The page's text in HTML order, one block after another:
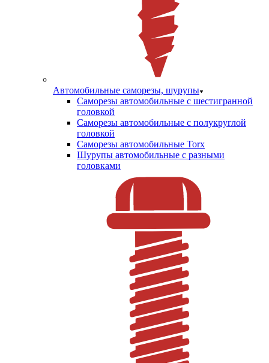
Автомобильные саморезы, шурупы
Саморезы автомобильные с шестигранной
головкой
Саморезы автомобильные с полукруглой
головкой
Саморезы автомобильные Torx
Шурупы автомобильные с разными
головками